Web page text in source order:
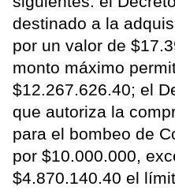
destinado a la
por un valor de
monto máximo
$12.267.626.40; el
que autoriza la
para el bombeo de
por $10.000.000,
$4.870.140.40 el